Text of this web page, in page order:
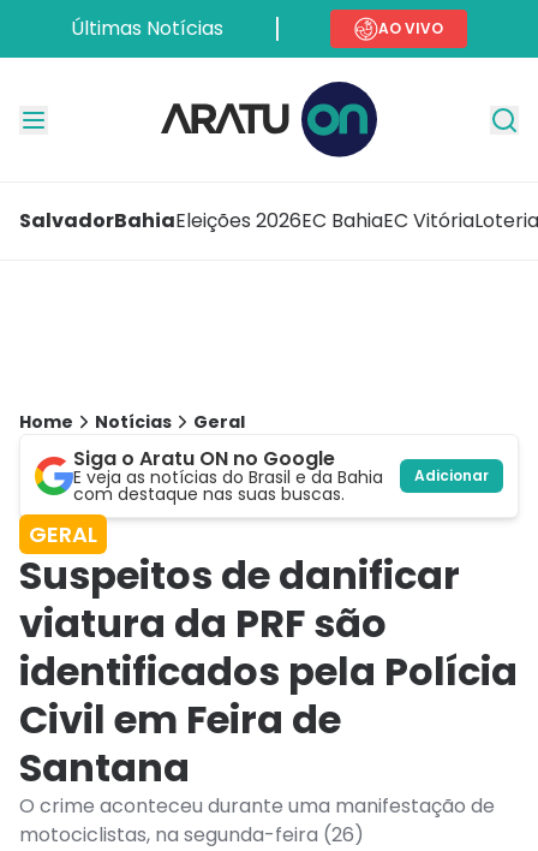
Últimas Notícias AO VIVO
SalvadorBahiaEleições 2026EC BahiaEC Vitória
Home Notícias Geral
Siga o Aratu ON no Google
E veja as notícias do Brasil e da Bahia
com destaque nas suas buscas.
Adicionar
GERAL
Suspeitos de danificar
viatura da PRF são
identificados pela Polícia
Civil em Feira de
Santana
O crime aconteceu durante uma manifestação de
motociclistas, na segunda-feira (26)